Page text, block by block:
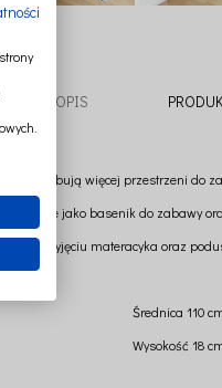
OPIS
potrzebują więcej przestrzeni do
Perfekcyjne jako basenik do zabawy
zamka i wyjęciu materacyka oraz
Średnica 110
Wysokość 18